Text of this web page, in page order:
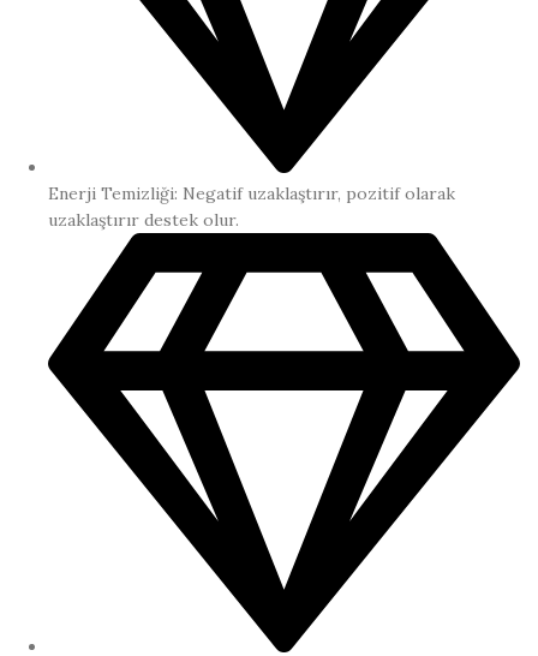
Enerji Temizliği: Negatif uzaklaştırır, pozitif olarak
uzaklaştırır destek olur.